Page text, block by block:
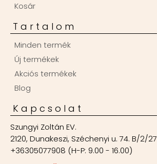
Kosár
Tartalom
Minden termék
Új termékek
Akciós termékek
Blog
Kapcsolat
Szungyi Zoltán EV.
2120, Dunakeszi, Széchenyi u. 74. B/2/27
+36305077908 (H-P: 9.00 - 16.00)